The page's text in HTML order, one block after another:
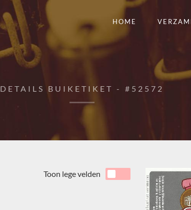
HOME
DETAILS BUIKETIKET - #52572
Toon lege velden